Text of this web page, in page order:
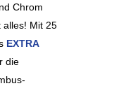
Chrom
alles! Mit 25
EXTRA
die